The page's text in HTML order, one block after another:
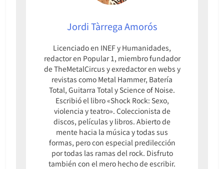
Jordi Tàrrega Amorós
Licenciado en INEF y Humanidades,
redactor en Popular 1, miembro fundador
de TheMetalCircus y exredactor en webs y
revistas como Metal Hammer, Batería
Total, Guitarra Total y Science of Noise.
Escribió el libro «Shock Rock: Sexo,
violencia y teatro». Coleccionista de
discos, películas y libros. Abierto de
mente hacia la música y todas sus
formas, pero con especial predilección
por todas las ramas del rock. Disfruto
también con el mero hecho de escribir.